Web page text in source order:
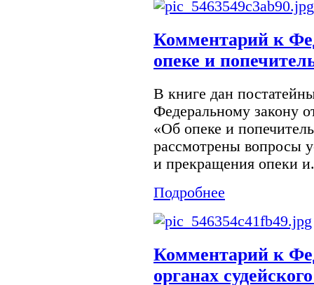
Комментарий к
опеке и
В книге дан
Федеральному закону
«Об опеке и
рассмотрены вопросы
и прекращения опеки
Подробнее
Комментарий к
органах